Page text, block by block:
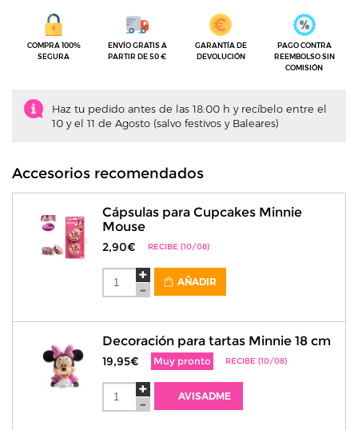
COMPRA 100%
SEGURA
ENVÍO GRATIS A
PARTIR DE 50 €
GARANTÍA DE
DEVOLUCIÓN
PAGO CONTRA
REEMBOLSO SIN
COMISIÓN
Haz tu pedido antes de las 18:00 h y recíbelo entre el
10 y el 11 de Agosto (salvo festivos y Baleares)
Accesorios recomendados
Cápsulas para Cupcakes Minnie
Mouse
2,90€ RECIBE (10/08)
AÑADIR
Decoración para tartas Minnie 18 cm
19,95€ Muy pronto RECIBE (10/08)
AVISADME